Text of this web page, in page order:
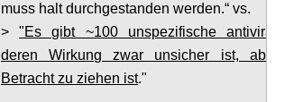
muss halt durchgestanden werden.“ vs.
>"Es gibt ~100 unspezifische antivirale
deren Wirkung zwar unsicher ist, aber
Betracht zu ziehen ist."